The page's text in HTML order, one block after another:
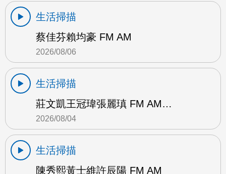
生活掃描
蔡佳芬賴均豪 FM AM
2026/08/06
生活掃描
莊文凱王冠瑋張麗瑱 FM AM…
2026/08/04
生活掃描
陳秀熙黃士維許辰陽 FM AM